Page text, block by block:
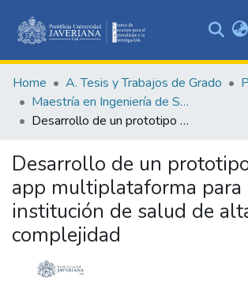
&
Collections
Statistics
Home A. Tesis y Trabajos de Grado
Maestría en Ingeniería de Software
Desarrollo de un prototipo de super app multiplataforma para una institución de salud de alta complejidad
Desarrollo de un
app multiplataforma para
institución de salud de
complejidad